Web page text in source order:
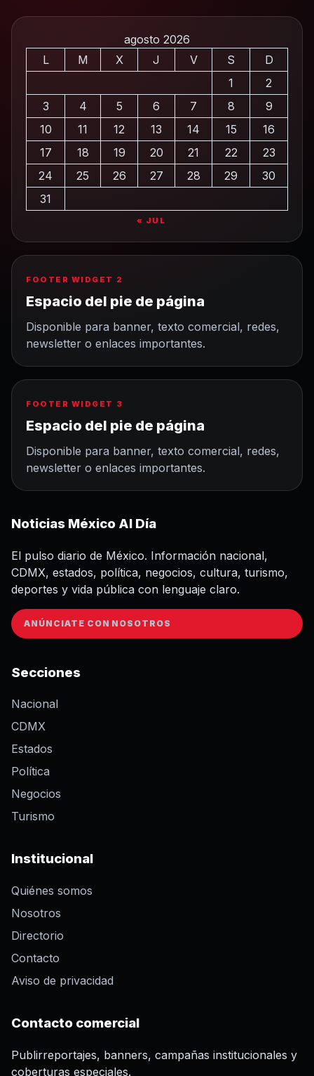
agosto 2026
L
M X J V S
D
1
2
3
4 5 6 7 8
9
10
11 12 13 14 15
16
17
18 19 20 21 22
23
24
25 26 27 28 29
30
31
« JUL
FOOTER WIDGET 2
Espacio del pie de página
Disponible para banner, texto comercial, redes,
newsletter o enlaces importantes.
FOOTER WIDGET 3
Espacio del pie de página
Disponible para banner, texto comercial, redes,
newsletter o enlaces importantes.
Noticias México Al Día
El pulso diario de México. Información nacional,
CDMX, estados, política, negocios, cultura, turismo,
deportes y vida pública con lenguaje claro.
ANÚNCIATE CON NOSOTROS
Secciones
Nacional
CDMX
Estados
Política
Negocios
Turismo
Institucional
Quiénes somos
Nosotros
Directorio
Contacto
Aviso de privacidad
Contacto comercial
Publirreportajes, banners, campañas institucionales y
coberturas especiales.